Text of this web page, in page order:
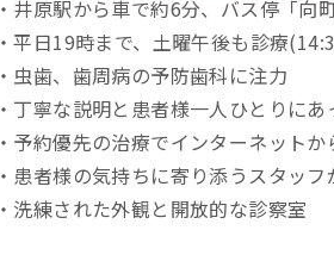
・井原駅から車で約6分、バス停「向
・平日19時まで、土曜午後も診療
・虫歯、歯周病の予防歯科に注力
・丁寧な説明と患者様一人ひとりにあ
・予約優先の治療でインターネット
・患者様の気持ちに寄り添うスタッフ
・洗練された外観と開放的な診察室